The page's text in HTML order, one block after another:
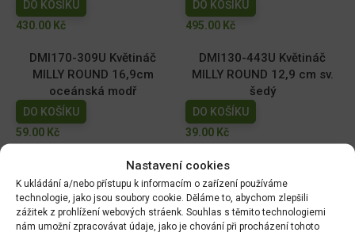
Nastavení cookies
K ukládání a/nebo přístupu k informacím o zařízení používáme
technologie, jako jsou soubory cookie. Děláme to, abychom zlepšili
zážitek z prohlížení webových stráenk. Souhlas s těmito technologiemi
nám umožní zpracovávat údaje, jako je chování při procházení tohoto
DO KOŠÍKU
430.00 Kč
DO KOŠÍKU
495.00 Kč
DMI170-309U Květináč
MILLY ROUND 16,9cm
oceánská modř
DO KOŠÍKU
59.00 Kč
DMI130-443U Květináč
MILLY ROUND 12,9 cm sv.
šedý
DO KOŠÍKU
39.00 Kč
DMI110-2411U Květináč
MILLY ROUND 10,9cm tm.
zelený
DO KOŠÍKU
DMI150-443U Květináč
MILLY ROUND 14,6cm sv.
šedý
DO KOŠÍKU